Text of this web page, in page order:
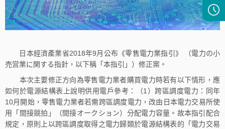
日本經濟產業省2018年9月公布《零售電力業指引》 （電力の小
売営業に関する指針，以下稱「本指引」）修正案。
本次主要修正方向為零售電力業者購買電力時若有以下情形，應
如何於電源結構表上說明供用電戶參考：（1）跨區調度電力：同年
10月開始，零售電力業者若需跨區調度電力，改由日本電力交易所使
用「間接競拍」（間接オークション）分配電力容量。故本指引配合
規定，原則上以跨區調度取得之電力歸類於電源結構表的「電力交易